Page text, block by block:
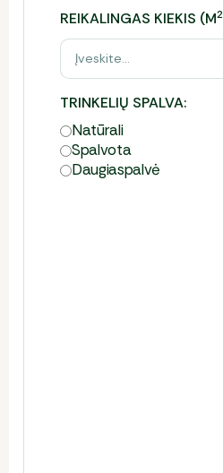
REIKALINGAS KIEKIS (M2
TRINKELIŲ SPALVA:
Natūrali
Spalvota
Daugia­spalvė